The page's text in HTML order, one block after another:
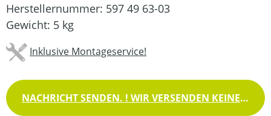
Herstellernummer: 597 49 63-03
Gewicht: 5 kg
Inklusive Montageservice!
NACHRICHT SENDEN. ! WIR VERSENDEN KEINE WAREN !